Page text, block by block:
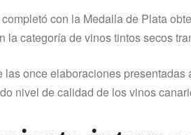
con la Medalla de Plata
la categoría de vinos tintos secos
las once elaboraciones
nivel de calidad de los vinos